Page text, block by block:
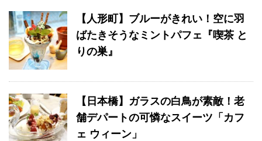
【人形町】ブルーがきれい！空に羽
ばたきそうなミントパフェ『喫茶 と
りの巣』
【日本橋】ガラスの白鳥が素敵！老
舗デパートの可憐なスイーツ「カフ
ェ ウィーン」